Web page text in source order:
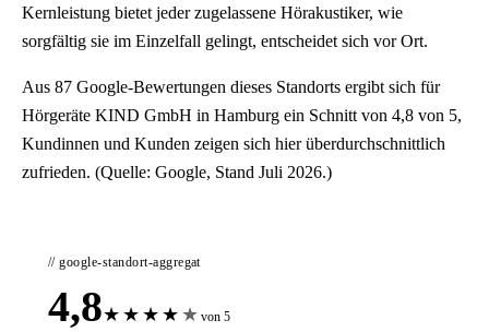
Kernleistung bietet jeder zugelassene Hörakustiker, wie
sorgfältig sie im Einzelfall gelingt, entscheidet sich vor Ort.
Aus 87 Google-Bewertungen dieses Standorts ergibt sich für
Hörgeräte KIND GmbH in Hamburg ein Schnitt von 4,8 von 5,
Kundinnen und Kunden zeigen sich hier überdurchschnittlich
zufrieden. (Quelle: Google, Stand Juli 2026.)
// google-standort-aggregat
4,8★ ★ ★ ★ ★ von 5